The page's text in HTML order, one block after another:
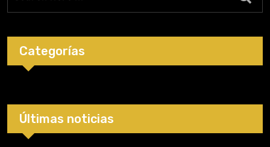
Categorías
Últimas noticias